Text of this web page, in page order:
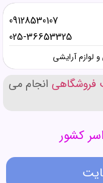
025-36653325
09128530107
لوازم آرایشی
فروشگاهی انجام می
کشور